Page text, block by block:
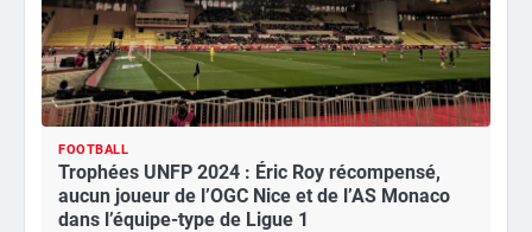
FOOTBALL
Trophées UNFP 2024 : Éric Roy récompensé,
aucun joueur de l’OGC Nice et de l’AS Monaco
dans l’équipe-type de Ligue 1